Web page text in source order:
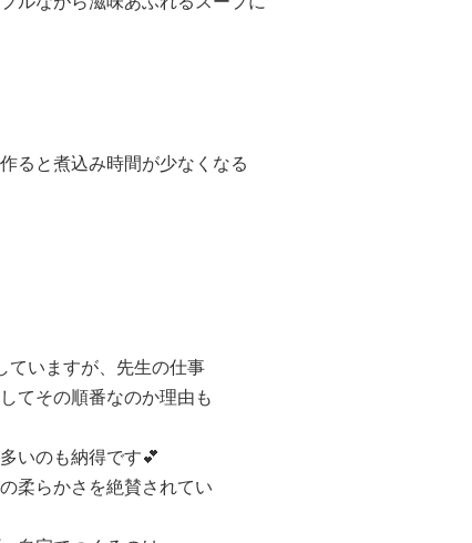
ると煮込み時間が少なくなる
ていますが、先生の仕事
てその順番なのか理由も
いのも納得です💕
柔らかさを絶賛されてい